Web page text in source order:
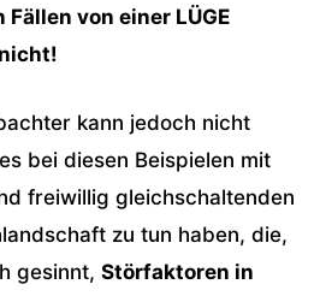
von einer LÜGE
kann jedoch nicht
bei diesen Beispielen mit
freiwillig gleichschaltenden
zu tun haben, die,
gesinnt, Störfaktoren in